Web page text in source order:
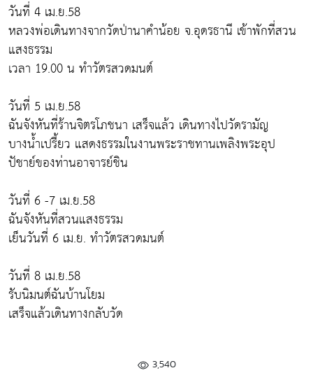
วันที่ 4 เม.ย.58
หลวงพ่อเดินทางจากวัดป่านาคำน้อย จ.อุดรธานี เข้าพักที่สวน
แสงธรรม
เวลา 19.00 น ทำวัตรสวดมนต์
วันที่ 5 เม.ย.58
ฉันจังหันที่ร้านจิตรโภชนา เสร็จแล้ว เดินทางไปวัดรามัญ
บางน้ำเปรี้ยว แสดงธรรมในงานพระราชทานเพลิงพระอุป
ปัชาย์ของท่านอาจารย์ชิน
วันที่ 6 -7 เม.ย.58
ฉันจังหันที่สวนแสงธรรม
เย็นวันที่ 6 เม.ย. ทำวัตรสวดมนต์
วันที่ 8 เม.ย.58
รับนิมนต์ฉันบ้านโยม
เสร็จแล้วเดินทางกลับวัด
3,540